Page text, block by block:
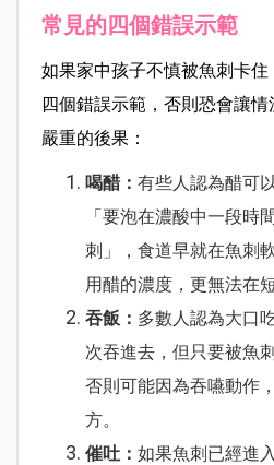
常見的四個錯誤示範
如果家中孩子不慎被魚刺卡
四個錯誤示範，否則恐會讓
嚴重的後果：
喝醋： 有些人認為醋可
「要泡在濃酸中一段時
刺」，食道早就在魚刺
用醋的濃度，更無法在
吞飯： 多數人認為大口
次吞進去，但只要被魚
否則可能因為吞嚥動作
方。
催吐： 如果魚刺已經進